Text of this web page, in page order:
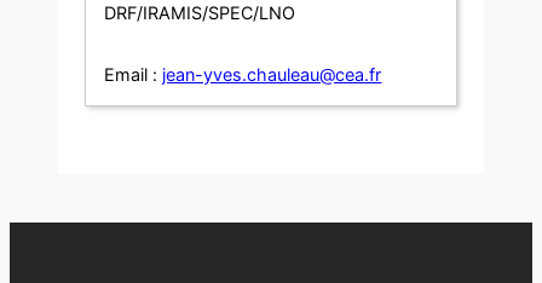
DRF/IRAMIS/SPEC/LNO
Email : jean-yves.chauleau@cea.fr